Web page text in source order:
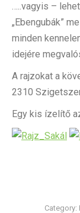
…..vagyis –
„Ebengubák”
minden
idejére
A rajzokat a
2310
Egy kis ízelítő
Category: